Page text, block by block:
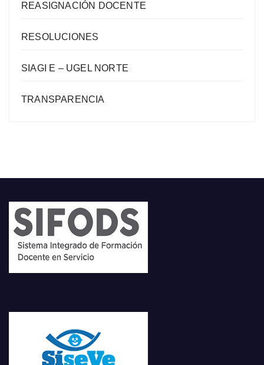
REASIGNACIÓN DOCENTE
RESOLUCIONES
SIAGI E – UGEL NORTE
TRANSPARENCIA